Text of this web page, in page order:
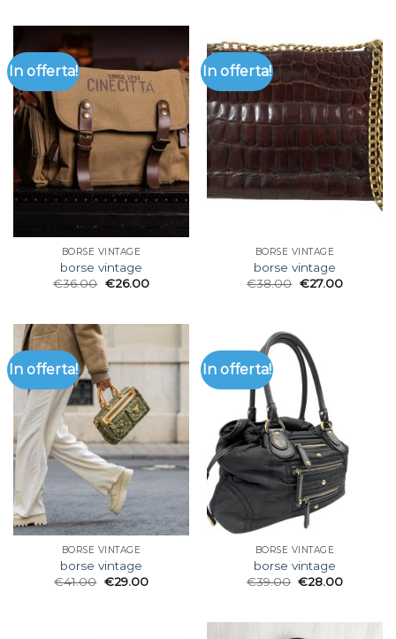
In offerta!
BORSE VINTAGE
borse vintage
€36.00 €26.00
In offerta!
BORSE VINTAGE
borse vintage
€38.00 €27.00
In offerta!
BORSE VINTAGE
borse vintage
€41.00 €29.00
In offerta!
BORSE VINTAGE
borse vintage
€39.00 €28.00